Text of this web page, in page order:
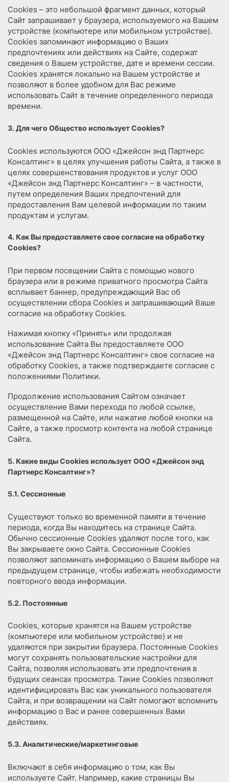
Cookies – это небольшой фрагмент данных, который
Сайт запрашивает у браузера, используемого на Вашем
устройстве (компьютере или мобильном устройстве).
Cookies запоминают информацию о Ваших
предпочтениях или действиях на Сайте, содержат
сведения о Вашем устройстве, дате и времени сессии.
Cookies хранятся локально на Вашем устройстве и
позволяют в более удобном для Вас режиме
использовать Сайт в течение определенного периода
времени.
3. Для чего Общество использует Cookies?
Сookies используются ООО «Джейсон энд Партнерс
Консалтинг» в целях улучшения работы Сайта, а также в
целях совершенствования продуктов и услуг ООО
«Джейсон энд Партнерс Консалтинг» – в частности,
путем определения Ваших предпочтений для
предоставления Вам целевой информации по таким
продуктам и услугам.
4. Как Вы предоставляете свое согласие на обработку
Cookies?
При первом посещении Сайта с помощью нового
браузера или в режиме приватного просмотра Сайта
всплывает баннер, предупреждающий Вас об
осуществлении сбора Сookies и запрашивающий Ваше
согласие на обработку Сookies.
Нажимая кнопку «Принять» или продолжая
использование Сайта Вы предоставляете ООО
«Джейсон энд Партнерс Консалтинг» свое согласие на
обработку Сookies, а также подтверждаете согласие с
положениями Политики.
Продолжение использования Сайтом означает
осуществление Вами перехода по любой ссылке,
размещенной на Сайте, или нажатие любой кнопки на
Сайте, а также просмотр контента на любой странице
Сайта.
5. Какие виды Cookies использует ООО «Джейсон энд
Партнерс Консалтинг»?
5.1. Сессионные
Существуют только во временной памяти в течение
периода, когда Вы находитесь на странице Сайта.
Обычно сессионные Cookies удаляют после того, как
Вы закрываете окно Сайта. Сессионные Cookies
позволяют запоминать информацию о Вашем выборе на
предыдущем странице, чтобы избежать необходимости
повторного ввода информации.
5.2. Постоянные
Сookies, которые хранятся на Вашем устройстве
(компьютере или мобильном устройстве) и не
удаляются при закрытии браузера. Постоянные Сookies
могут сохранять пользовательские настройки для
Сайта, позволяя использовать эти предпочтения в
будущих сеансах просмотра. Такие Cookies позволяют
идентифицировать Вас как уникального пользователя
Сайта, и при возвращении на Сайт помогают вспомнить
информацию о Вас и ранее совершенных Вами
действиях.
5.3. Аналитические/маркетинговые
Включают в себя информацию о том, как Вы
используете Сайт. Например, какие страницы Вы